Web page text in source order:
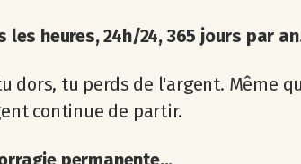
les heures, 24h/24, 365 jours par
dors, tu perds de l'argent. Même
continue de partir.
permanente...